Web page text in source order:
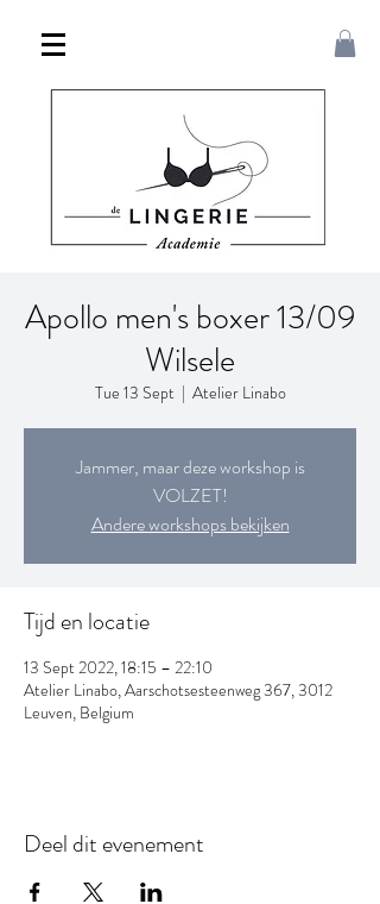
Apollo men's boxer 13/09
Wilsele
Tue 13 Sept
  |
Atelier Linabo
Jammer, maar deze workshop is
VOLZET!
Andere workshops bekijken
Tijd en locatie
13 Sept 2022, 18:15 – 22:10
Atelier Linabo, Aarschotsesteenweg 367, 3012
Leuven, Belgium
Deel dit evenement